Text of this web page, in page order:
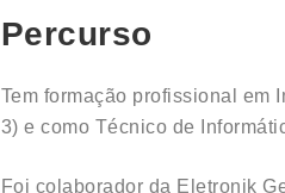
Percurso
Tem formação profissional em
3) e como Técnico de
Foi colaborador da Eletronik